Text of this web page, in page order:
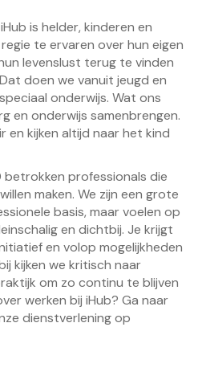
is helder, kinderen en
te ervaren over hun eigen
levenslust terug te vinden
doen we vanuit jeugd en
onderwijs. Wat ons
en onderwijs samenbrengen.
en kijken altijd naar het kind
betrokken professionals die
maken. We zijn een grote
basis, maar voelen op
en dichtbij. Je krijgt
en volop mogelijkheden
kijken we kritisch naar
om zo continu te blijven
werken bij iHub? Ga naar
dienstverlening op